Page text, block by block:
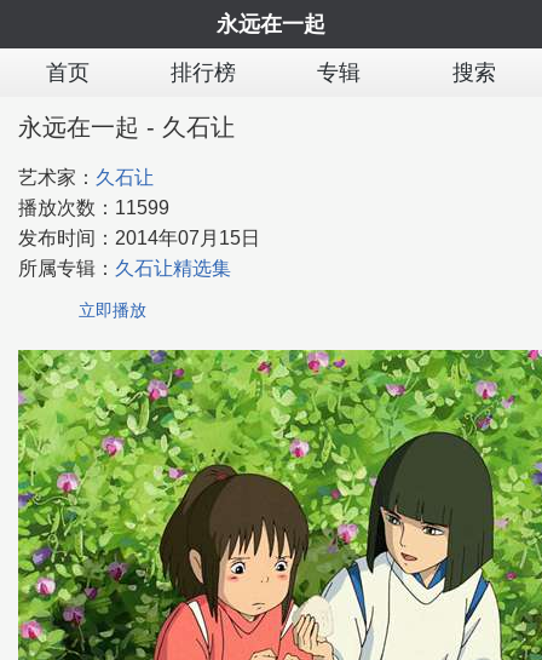
永远在一起
首页
排行榜 专辑 搜索
永远在一起 - 久石让
艺术家： 久石让
播放次数： 11599
发布时间： 2014年07月15日
所属专辑： 久石让精选集
立即播放